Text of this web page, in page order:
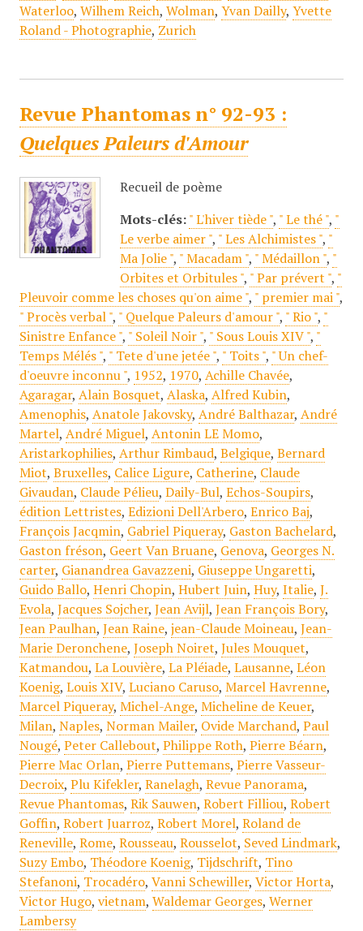
Waterloo, Wilhem Reich, Wolman, Yvan Dailly, Yvette
Roland - Photographie, Zurich
Revue Phantomas n° 92-93 :
Quelques Paleurs d'Amour
Recueil de poème
Mots-clés: " L'hiver tiède ", " Le thé ", "
Le verbe aimer ", " Les Alchimistes ", "
Ma Jolie ", " Macadam ", " Médaillon ", "
Orbites et Orbitules ", " Par prévert ", "
Pleuvoir comme les choses qu'on aime ", " premier mai ",
" Procès verbal ", " Quelque Paleurs d'amour ", " Rio ", "
Sinistre Enfance ", " Soleil Noir ", " Sous Louis XIV ", "
Temps Mélés ", " Tete d'une jetée ", " Toits ", " Un chef-
d'oeuvre inconnu ", 1952, 1970, Achille Chavée,
Agaragar, Alain Bosquet, Alaska, Alfred Kubin,
Amenophis, Anatole Jakovsky, André Balthazar, André
Martel, André Miguel, Antonin LE Momo,
Aristarkophilies, Arthur Rimbaud, Belgique, Bernard
Miot, Bruxelles, Calice Ligure, Catherine, Claude
Givaudan, Claude Pélieu, Daily-Bul, Echos-Soupirs,
édition Lettristes, Edizioni Dell'Arbero, Enrico Baj,
François Jacqmin, Gabriel Piqueray, Gaston Bachelard,
Gaston fréson, Geert Van Bruane, Genova, Georges N.
carter, Gianandrea Gavazzeni, Giuseppe Ungaretti,
Guido Ballo, Henri Chopin, Hubert Juin, Huy, Italie, J.
Evola, Jacques Sojcher, Jean Avijl, Jean François Bory,
Jean Paulhan, Jean Raine, jean-Claude Moineau, Jean-
Marie Deronchene, Joseph Noiret, Jules Mouquet,
Katmandou, La Louvière, La Pléiade, Lausanne, Léon
Koenig, Louis XIV, Luciano Caruso, Marcel Havrenne,
Marcel Piqueray, Michel-Ange, Micheline de Keuer,
Milan, Naples, Norman Mailer, Ovide Marchand, Paul
Nougé, Peter Callebout, Philippe Roth, Pierre Béarn,
Pierre Mac Orlan, Pierre Puttemans, Pierre Vasseur-
Decroix, Plu Kifekler, Ranelagh, Revue Panorama,
Revue Phantomas, Rik Sauwen, Robert Filliou, Robert
Goffin, Robert Juarroz, Robert Morel, Roland de
Reneville, Rome, Rousseau, Rousselot, Seved Lindmark,
Suzy Embo, Théodore Koenig, Tijdschrift, Tino
Stefanoni, Trocadéro, Vanni Schewiller, Victor Horta,
Victor Hugo, vietnam, Waldemar Georges, Werner
Lambersy